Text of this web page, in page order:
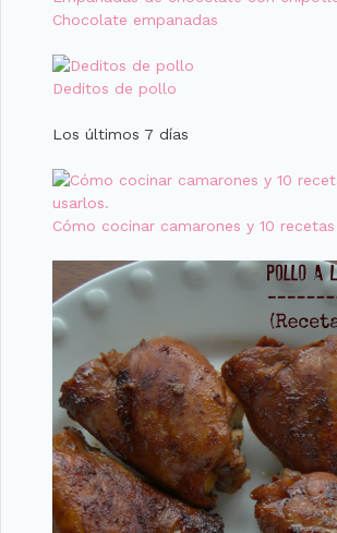
Chocolate empanadas
Deditos de pollo
Los últimos 7 días
Cómo cocinar camarones y 10